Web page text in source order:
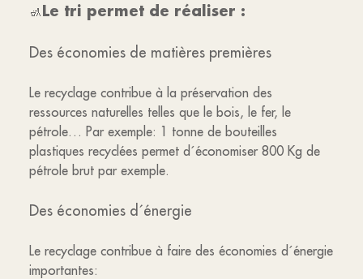
🚮Le tri permet de réaliser :
Des économies de matières premières
Le recyclage contribue à la préservation des
ressources naturelles telles que le bois, le fer, le
pétrole… Par exemple: 1 tonne de bouteilles
plastiques recyclées permet d´économiser 800 Kg de
pétrole brut par exemple.
Des économies d´énergie
Le recyclage contribue à faire des économies d´énergie
importantes: